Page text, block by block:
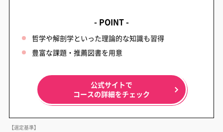
- POINT -
哲学や解剖学といった理論的な知識も習得
豊富な課題・推薦図書を用意
公式サイトで
コースの詳細をチェック
【選定基準】